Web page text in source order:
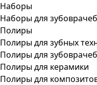
Наборы
Наборы для
Полиры
Полиры для зубных
Полиры для
Полиры для керамики
Полиры для